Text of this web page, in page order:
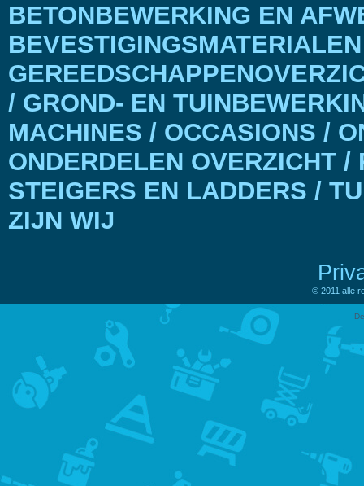
BETONBEWERKING EN
/ GROND- EN
MACHINES / OCCASIONS /
ONDERDELEN OVERZICHT
STEIGERS EN LADDERS /
ZIJN WIJ
© 2011 alle